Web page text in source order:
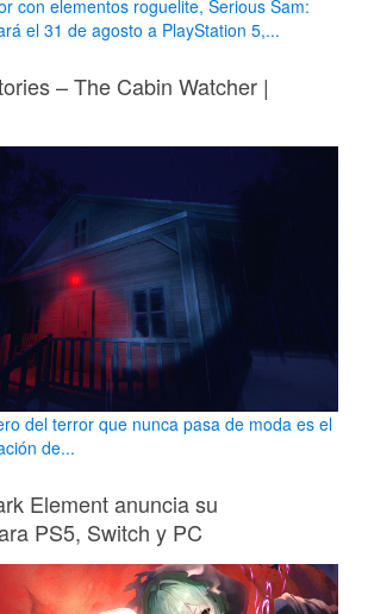
con elementos roguelite, Serious Sam:
el 31 de agosto a PlayStation 5,...
– The Cabin Watcher |
del terror que nunca pasa de moda es el
de...
Element anuncia su
PS5, Switch y PC